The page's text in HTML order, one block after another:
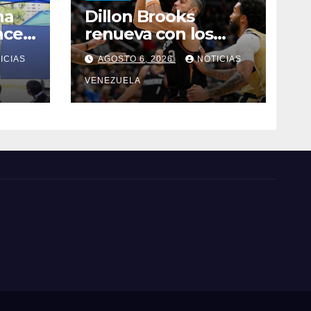
La
Dillon Brooks
renueva con los
Suns por tres años
AGOSTO 6, 2026 NOTICIAS
VENEZUELA